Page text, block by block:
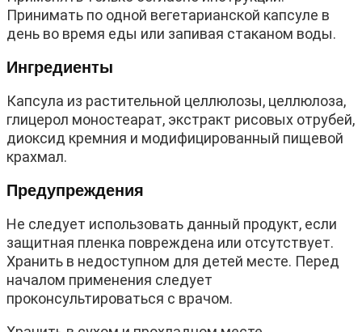
Принимать по одной вегетарианской капсуле в
день во время еды или запивая стаканом воды.
Ингредиенты
Капсула из растительной целлюлозы, целлюлоза,
глицерол моностеарат, экстракт рисовых отрубей,
диоксид кремния и модифицированный пищевой
крахмал.
Предупреждения
Не следует использовать данный продукт, если
защитная пленка повреждена или отсутствует.
Хранить в недоступном для детей месте. Перед
началом применения следует
проконсультироваться с врачом.